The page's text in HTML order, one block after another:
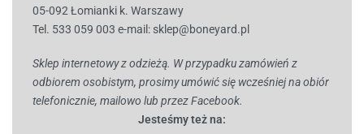
05-092 Łomianki k. Warszawy
Tel. 533 059 003 e-mail: sklep@boneyard.pl
Sklep internetowy z odzieżą. W przypadku zamówień z
odbiorem osobistym, prosimy umówić się wcześniej na obiór
telefonicznie, mailowo lub przez Facebook.
Jesteśmy też na: